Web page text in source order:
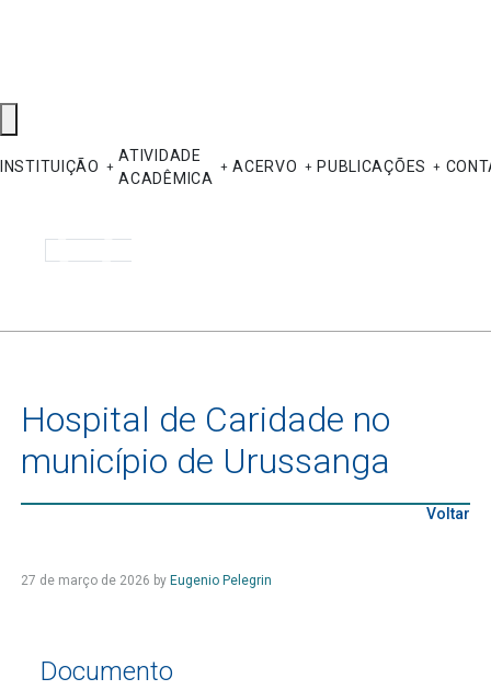
INSTITUIÇÃO
ATIVIDADE
ACADÊMICA
ACERVO PUBLICAÇÕES
Hospital de Caridade no
município de Urussanga
Voltar
27 de março de 2026 by Eugenio Pelegrin
Documento